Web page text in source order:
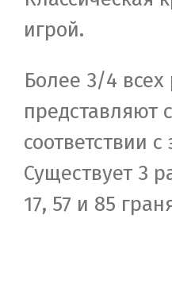
игрой.
Более 3/4
представляют
соответствии
Существует 3
17, 57 и 85